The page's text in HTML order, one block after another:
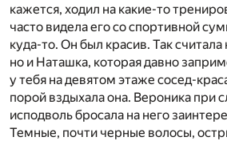
кажется, ходил на какие-то
часто видела его со спортивной
куда-то. Он был красив. Так считала
но и Наташка, которая давно
у тебя на девятом этаже сосед-
порой вздыхала она. Вероника при
исподволь бросала на него
Темные, почти черные волосы,